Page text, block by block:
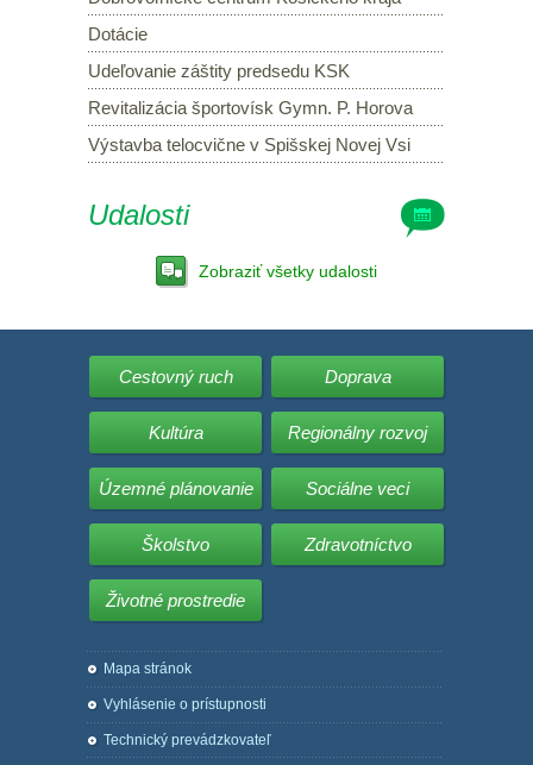
Dotácie
Udeľovanie záštity predsedu KSK
Revitalizácia športovísk Gymn. P. Horova
Výstavba telocvične v Spišskej Novej Vsi
Udalosti
Zobraziť všetky udalosti
Cestovný ruch Doprava
Kultúra Regionálny rozvoj
Územné plánovanie Sociálne veci
Školstvo Zdravotníctvo
Životné prostredie
Mapa stránok
Vyhlásenie o prístupnosti
Technický prevádzkovateľ